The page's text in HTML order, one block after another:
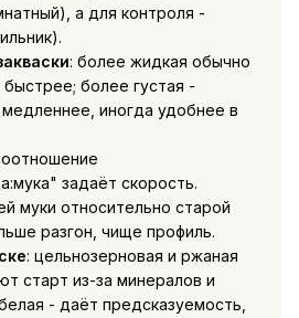
а для контроля -
: более жидкая обычно
быстрее; более густая -
иногда удобнее в
задаёт скорость.
муки относительно старой
разгон, чище профиль.
: цельнозерновая и ржаная
старт из-за минералов и
- даёт предсказуемость,